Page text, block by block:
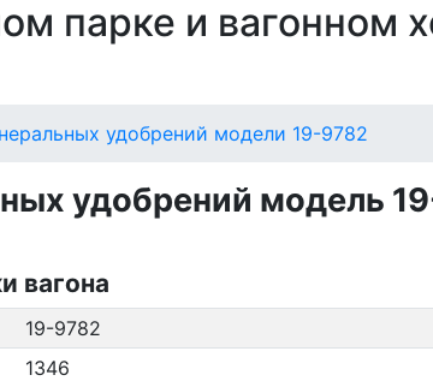
парке и вагонном
удобрений модели 19-9782
удобрений модель
вагона
19-9782
1346